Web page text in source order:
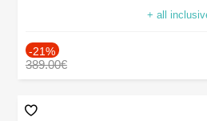
+ all
-21%
389.00€